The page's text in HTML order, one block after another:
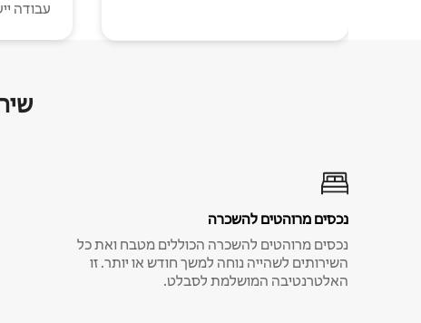
עבודה
נכסים מרוהטים להשכרה
נכסים מרוהטים להשכרה הכוללים מטבח ואת כל
השירותים לשהייה נוחה למשך חודש או יותר. זו
האלטרנטיבה המושלמת לסבלט.